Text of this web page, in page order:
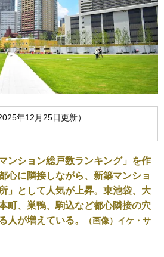
年12月25日更新）
ンション総戸数ランキング」を作
心に隣接しながら、新築マンショ
」として人気が上昇。東池袋、大
町、巣鴨、駒込など都心隣接の穴
人が増えている。
（画像）イケ・サ